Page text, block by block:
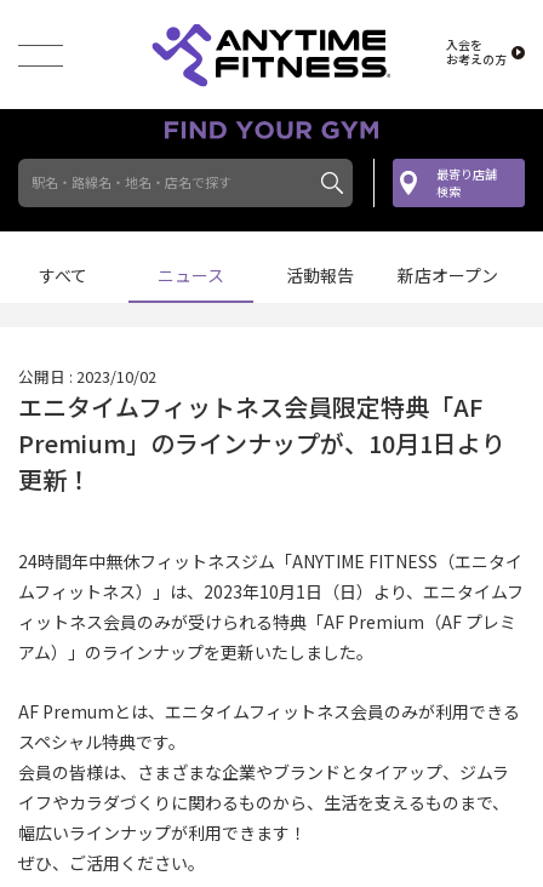
入会を
お考えの方
駅名・路線名・地名・店名で探す
最寄り店舗
検索
すべて ニュース 活動報告 新店オープン
公開日 : 2023/10/02
エニタイムフィットネス会員限定特典「AF
Premium」のラインナップが、10月1日より
更新！
24時間年中無休フィットネスジム「ANYTIME FITNESS（エニタイ
ムフィットネス）」は、2023年10月1日（日）より、エニタイムフ
ィットネス会員のみが受けられる特典「AF Premium（AF プレミ
アム）」のラインナップを更新いたしました。
AF Premumとは、エニタイムフィットネス会員のみが利用できる
スペシャル特典です。
会員の皆様は、さまざまな企業やブランドとタイアップ、ジムラ
イフやカラダづくりに関わるものから、生活を支えるものまで、
幅広いラインナップが利用できます！
ぜひ、ご活用ください。